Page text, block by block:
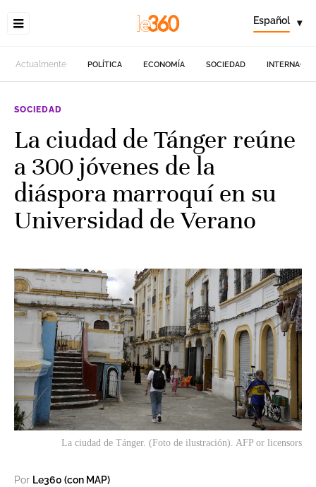
Español ▾
Actualmente POLÍTICA ECONOMÍA SOCIEDAD
SOCIEDAD
La ciudad de Tánger reúne
a 300 jóvenes de la
diáspora marroquí en su
Universidad de Verano
La ciudad de Tánger. (Foto de ilustración). AFP or licensors
Por Le360 (con MAP)